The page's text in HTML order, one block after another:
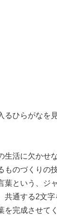
るひらがなを
生活に欠かせ
ものづくりの
葉という、ジ
共通する2文
を完成させて